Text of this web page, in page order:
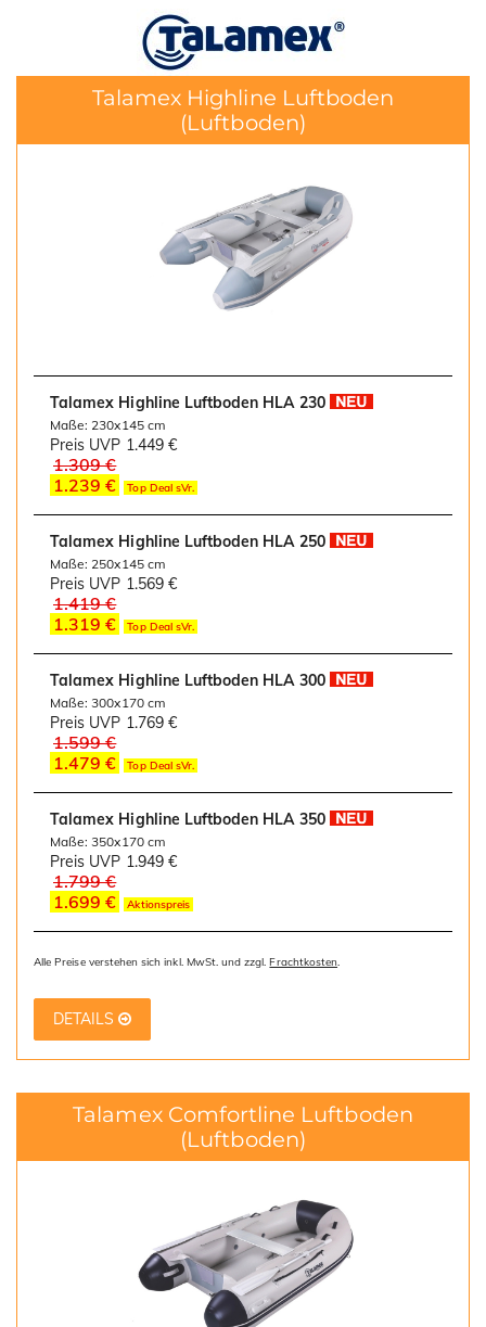
Talamex Highline Luftboden
(Luftboden)
Talamex Highline Luftboden HLA 230
Maße: 230x145 cm
Preis UVP 1.449 €
1.309 €
1.239 €
Top Deal sVr.
Talamex Highline Luftboden HLA 250
Maße: 250x145 cm
Preis UVP 1.569 €
1.419 €
1.319 €
Top Deal sVr.
Talamex Highline Luftboden HLA 300
Maße: 300x170 cm
Preis UVP 1.769 €
1.599 €
1.479 €
Top Deal sVr.
Talamex Highline Luftboden HLA 350
Maße: 350x170 cm
Preis UVP 1.949 €
1.799 €
1.699 €
Aktionspreis
Alle Preise verstehen sich inkl. MwSt. und zzgl.Frachtkosten.
DETAILS
Talamex Comfortline Luftboden
(Luftboden)